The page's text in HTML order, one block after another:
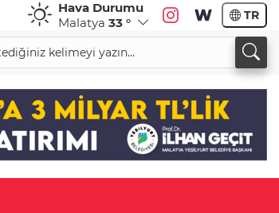
Hava Durumu
Malatya 33 ° TR